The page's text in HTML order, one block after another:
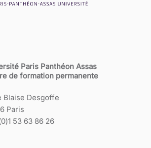
Paris Panthéon Assas
de formation permanente
Blaise Desgoffe
Paris
53 63 86 26